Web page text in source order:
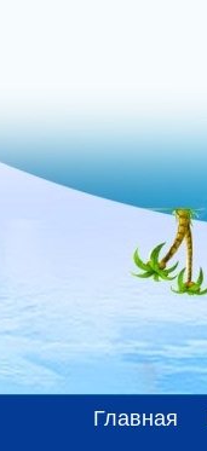
Главная